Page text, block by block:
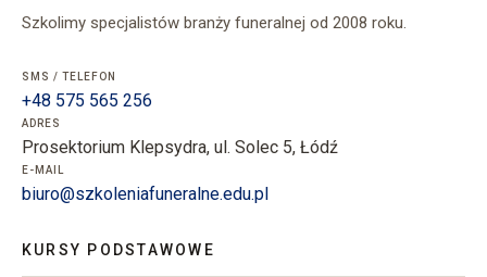
Szkolimy specjalistów branży funeralnej od 2008 roku.
SMS / TELEFON
+48 575 565 256
ADRES
Prosektorium Klepsydra, ul. Solec 5, Łódź
E-MAIL
biuro@szkoleniafuneralne.edu.pl
KURSY PODSTAWOWE